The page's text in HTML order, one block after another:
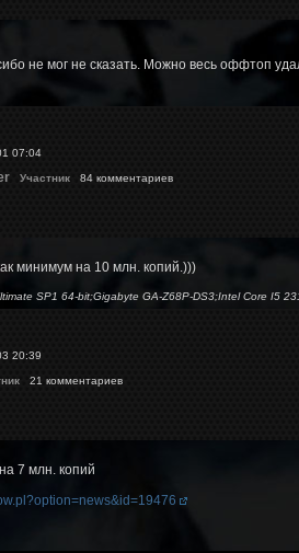
не мог не сказать. Можно весь оффтоп
07:04
Участник84 комментариев
минимум на 10 млн. копий.)))
SP1 64-bit;Gigabyte GA-Z68P-DS3;Intel Core I5
20:39
21 комментариев
7 млн. копий